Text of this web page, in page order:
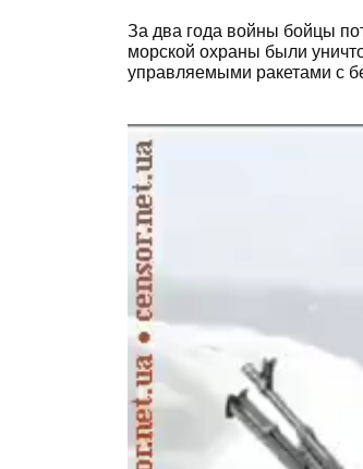
За два года войны бойцы
морской охраны были
управляемыми ракетами с